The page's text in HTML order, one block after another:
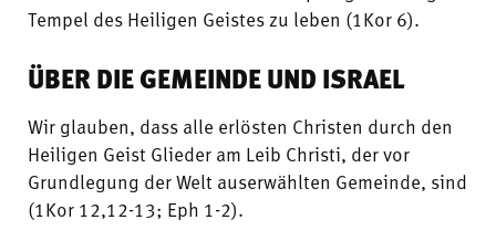
Tempel des Heiligen Geistes zu leben (1Kor 6).
ÜBER DIE GEMEINDE UND ISRAEL
Wir glauben, dass alle erlösten Christen durch den
Heiligen Geist Glieder am Leib Christi, der vor
Grundlegung der Welt auserwählten Gemeinde, sind
(1Kor 12,12-13; Eph 1-2).